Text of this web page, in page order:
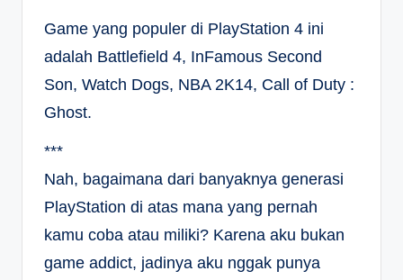
Game yang populer di PlayStation 4 ini
adalah Battlefield 4, InFamous Second
Son, Watch Dogs, NBA 2K14, Call of Duty :
Ghost.
***
Nah, bagaimana dari banyaknya generasi
PlayStation di atas mana yang pernah
kamu coba atau miliki? Karena aku bukan
game addict, jadinya aku nggak punya